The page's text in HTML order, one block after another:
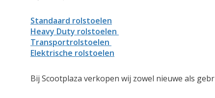
Standaard rolstoelen
Heavy Duty rolstoelen
Transportrolstoelen
Elektrische rolstoelen
Bij Scootplaza verkopen wij zowel nieuwe als